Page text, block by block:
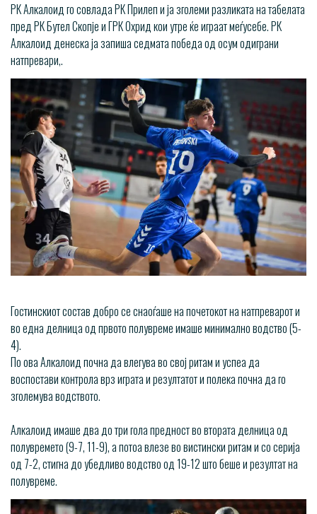
РК Алкалоид го совлада РК Прилеп и ја зголеми разликата на табелата
пред РК Бутел Скопје и ГРК Охрид кои утре ќе играат меѓусебе. РК
Алкалоид денеска ја запиша седмата победа од осум одиграни
натпревари,.
Гостинскиот состав добро се снаоѓаше на почетокот на натпреварот и
во една делница од првото полувреме имаше минимално водство (5-
4).
По ова Алкалоид почна да влегува во свој ритам и успеа да
воспостави контрола врз играта и резултатот и полека почна да го
зголемува водството.
Алкалоид имаше два до три гола предност во втората делница од
полувремето (9-7, 11-9), а потоа влезе во вистински ритам и со серија
од 7-2, стигна до убедливо водство од 19-12 што беше и резултат на
полувреме.